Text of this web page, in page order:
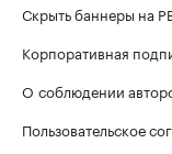
Скрыть баннеры на
Корпоративная
О соблюдении
Пользовательское